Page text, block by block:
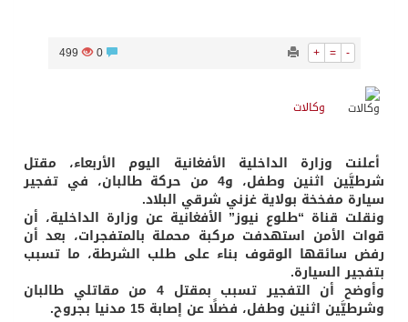
+ = -
0
499
وكالات
أعلنت وزارة الداخلية الأفغانية اليوم الأربعاء، مقتل
شرطيَّين اثنين وطفل، و4 من حركة طالبان، في تفجير
سيارة مفخخة بولاية غزني شرقي البلاد.
ونقلت قناة “طلوع نيوز” الأفغانية عن وزارة الداخلية، أن
قوات الأمن استهدفت مركبة محملة بالمتفجرات، بعد أن
رفض سائقها الوقوف بناء على طلب الشرطة، ما تسبب
بتفجير السيارة.
وأوضح أن التفجير تسبب بمقتل 4 من مقاتلي طالبان
وشرطيَّين اثنين وطفل، فضلًا عن إصابة 15 مدنيا بجروح.